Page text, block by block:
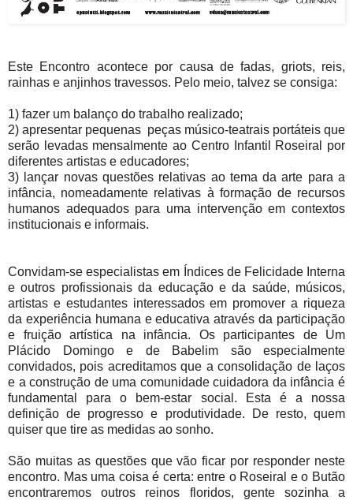
Este Encontro acontece por causa de fadas, griots, reis,
rainhas e anjinhos travessos. Pelo meio, talvez se consiga:
1) fazer um balanço do trabalho realizado;
2) apresentar pequenas peças músico-teatrais portáteis que
serão levadas mensalmente ao Centro Infantil Roseiral por
diferentes artistas e educadores;
3) lançar novas questões relativas ao tema da arte para a
infância, nomeadamente relativas à formação de recursos
humanos adequados para uma intervenção em contextos
institucionais e informais.
Convidam-se especialistas em Índices de Felicidade Interna
e outros profissionais da educação e da saúde, músicos,
artistas e estudantes interessados em promover a riqueza
da experiência humana e educativa através da participação
e fruição artística na infância. Os participantes de Um
Plácido Domingo e de Babelim são especialmente
convidados, pois acreditamos que a consolidação de laços
e a construção de uma comunidade cuidadora da infância é
fundamental para o bem-estar social. Esta é a nossa
definição de progresso e produtividade. De resto, quem
quiser que tire as medidas ao sonho.
São muitas as questões que vão ficar por responder neste
encontro. Mas uma coisa é certa: entre o Roseiral e o Butão
encontraremos outros reinos floridos, gente sozinha a